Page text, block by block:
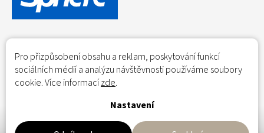
Pro přizpůsobení obsahu a reklam, poskytování funkcí
sociálních médií a analýzu návštěvnosti používáme soubory
cookie. Více informacízde.
Nastavení
Flowerio.eu - coming soon!